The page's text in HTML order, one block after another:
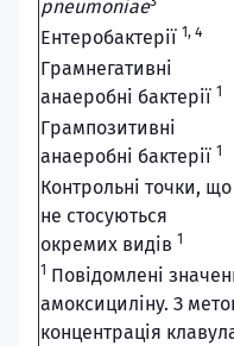
pneumoniae
Ентеробактерії 1, 4
Грамнегативні
анаеробні бактерії 1
Грампозитивні
анаеробні бактерії 1
Контрольні точки, що
не стосуються
окремих видів 1
1 Повідомлені
амоксициліну. З
концентрація